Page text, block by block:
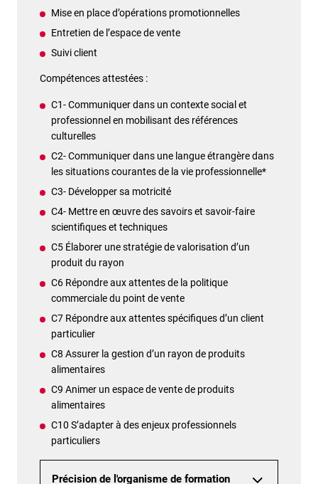
Mise en place d’opérations promotionnelles
Entretien de l’espace de vente
Suivi client
Compétences attestées :
C1- Communiquer dans un contexte social et
professionnel en mobilisant des références
culturelles
C2- Communiquer dans une langue étrangère dans
les situations courantes de la vie professionnelle*
C3- Développer sa motricité
C4- Mettre en œuvre des savoirs et savoir-faire
scientifiques et techniques
C5 Élaborer une stratégie de valorisation d’un
produit du rayon
C6 Répondre aux attentes de la politique
commerciale du point de vente
C7 Répondre aux attentes spécifiques d’un client
particulier
C8 Assurer la gestion d’un rayon de produits
alimentaires
C9 Animer un espace de vente de produits
alimentaires
C10 S’adapter à des enjeux professionnels
particuliers
Précision de l'organisme de formation